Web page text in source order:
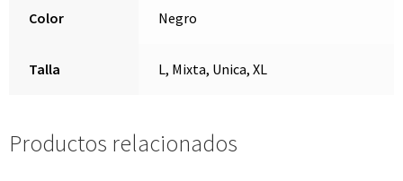
Color Negro
Talla L, Mixta, Unica, XL
Productos relacionados